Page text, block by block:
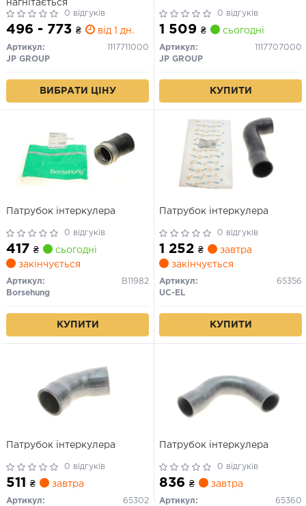
нагнітається
0 відгуків
496 - 773 ₴ від 1 дн.
Артикул:
1117711000
JP GROUP
ВИБРАТИ ЦІНУ
0 відгуків
1 509 ₴ сьогодні
Артикул:
1117707000
JP GROUP
КУПИТИ
Патрубок інтеркулера
0 відгуків
417 ₴
сьогодні
закінчується
Артикул:
B11982
Borsehung
КУПИТИ
Патрубок інтеркулера
0 відгуків
1 252 ₴
завтра
закінчується
Артикул:
65356
UC-EL
КУПИТИ
Патрубок інтеркулера
0 відгуків
511 ₴ завтра
Артикул:
65302
Патрубок інтеркулера
0 відгуків
836 ₴ завтра
Артикул:
65360